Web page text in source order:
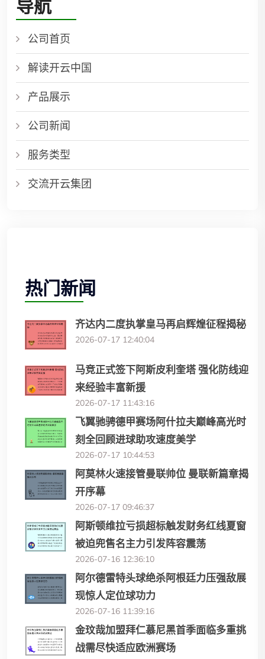
导航
公司首页
解读开云中国
产品展示
公司新闻
服务类型
交流开云集团
热门新闻
齐达内二度执掌皇马再启辉煌征程揭秘
2026-07-17 12:40:04
马竞正式签下阿斯皮利奎塔 强化防线迎
来经验丰富新援
2026-07-17 11:43:16
飞翼驰骋德甲赛场阿什拉夫巅峰高光时
刻全回顾进球助攻速度美学
2026-07-17 10:44:53
阿莫林火速接管曼联帅位 曼联新篇章揭
开序幕
2026-07-17 09:46:37
阿斯顿维拉亏损超标触发财务红线夏窗
被迫兜售名主力引发阵容震荡
2026-07-16 12:36:10
阿尔德雷特头球绝杀阿根廷力压强敌展
现惊人定位球功力
2026-07-16 11:39:16
金玟哉加盟拜仁慕尼黑首季面临多重挑
战需尽快适应欧洲赛场